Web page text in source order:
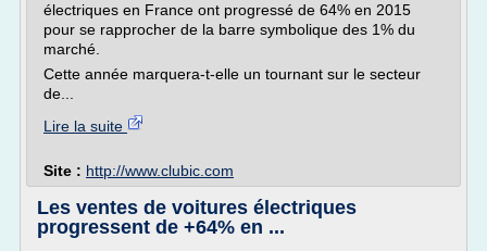
électriques en France ont progressé de 64% en 2015
pour se rapprocher de la barre symbolique des 1% du
marché.
Cette année marquera-t-elle un tournant sur le secteur
de...
Lire la suite
Site : http://www.clubic.com
Les ventes de voitures électriques
progressent de +64% en ...